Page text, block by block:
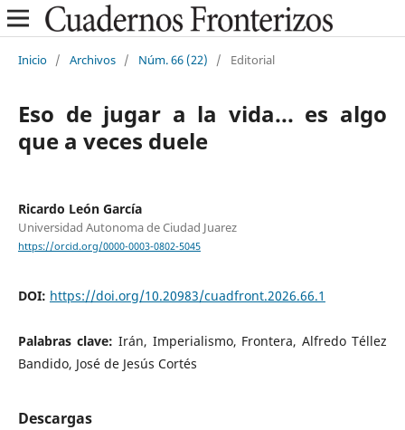
Inicio / Archivos / Núm. 66 (22) / Editorial
Eso de jugar a la vida... es algo
que a veces duele
Ricardo León García
Universidad Autonoma de Ciudad Juarez
https://orcid.org/0000-0003-0802-5045
DOI: https://doi.org/10.20983/cuadfront.2026.66.1
Palabras clave: Irán, Imperialismo, Frontera, Alfredo Téllez
Bandido, José de Jesús Cortés
Descargas